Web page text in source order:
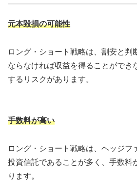
元本毀損の可能性
ロング・ショート戦略は、割安と判
ならなければ収益を得ることができ
するリスクがあります。
手数料が高い
ロング・ショート戦略は、ヘッジフ
投資信託であることが多く、手数料
ります。